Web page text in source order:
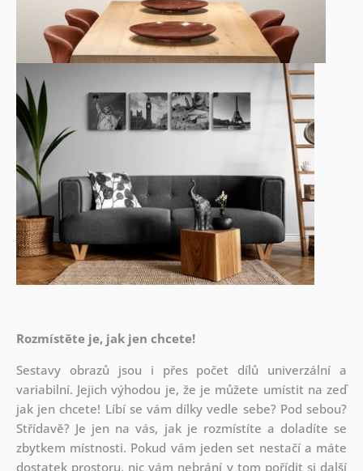
Rozmístěte je, jak jen chcete!
Sestavy obrazů jsou i přes počet dílů univerzální a
variabilní. Jejich výhodou je, že je můžete umístit na zeď
jak jen chcete! Líbí se vám dílky vedle sebe? Pod sebou?
Střídavě? Je jen na vás, jak je rozmístíte a doladíte se
zbytkem místnosti. Pokud vám jeden set nestačí a máte
dostatek prostoru, nic vám nebrání v tom pořídit si další